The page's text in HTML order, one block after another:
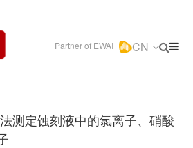
Partner of EWAI CN
测定蚀刻液中的氯离子、硝酸